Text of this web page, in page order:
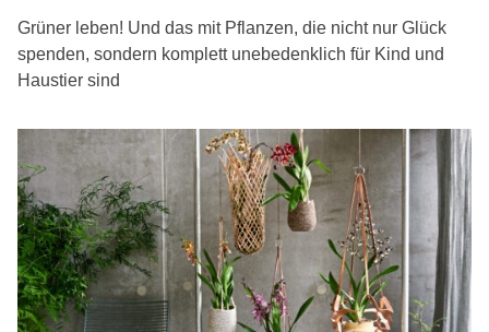
Grüner leben! Und das mit Pflanzen, die nicht nur Glück
spenden, sondern komplett unebedenklich für Kind und
Haustier sind